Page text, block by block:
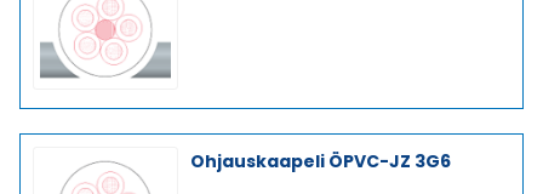
Ohjauskaapeli ÖPVC-JZ 3G6